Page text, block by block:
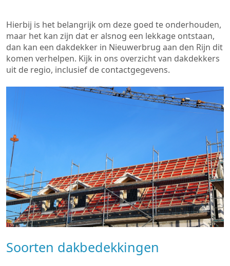
Hierbij is het belangrijk om deze goed te onderhouden,
maar het kan zijn dat er alsnog een lekkage ontstaan,
dan kan een dakdekker in Nieuwerbrug aan den Rijn dit
komen verhelpen. Kijk in ons overzicht van dakdekkers
uit de regio, inclusief de contactgegevens.
Soorten dakbedekkingen